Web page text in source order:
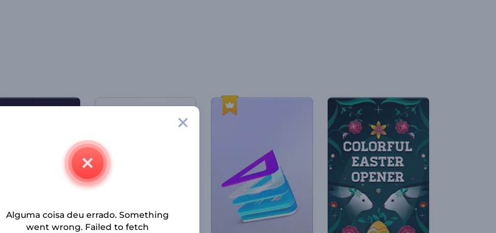
Alguma coisa deu errado. Something
went wrong. Failed to fetch